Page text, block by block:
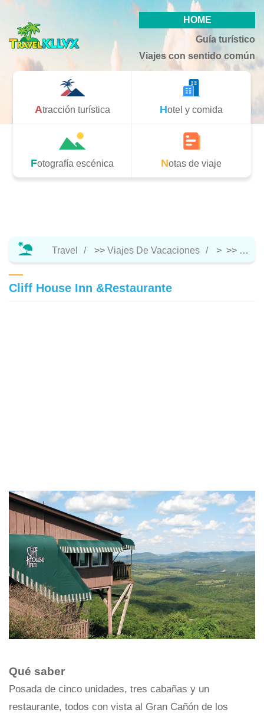
HOME
Guía turístico
Viajes con sentido común
Atracción turística Hotel y comida
Fotografía escénica Notas de viaje
Travel >> Viajes De Vacaciones > >>
Cliff House Inn &Restaurante
Qué saber
Posada de cinco unidades, tres cabañas y un
restaurante, todos con vista al Gran Cañón de los